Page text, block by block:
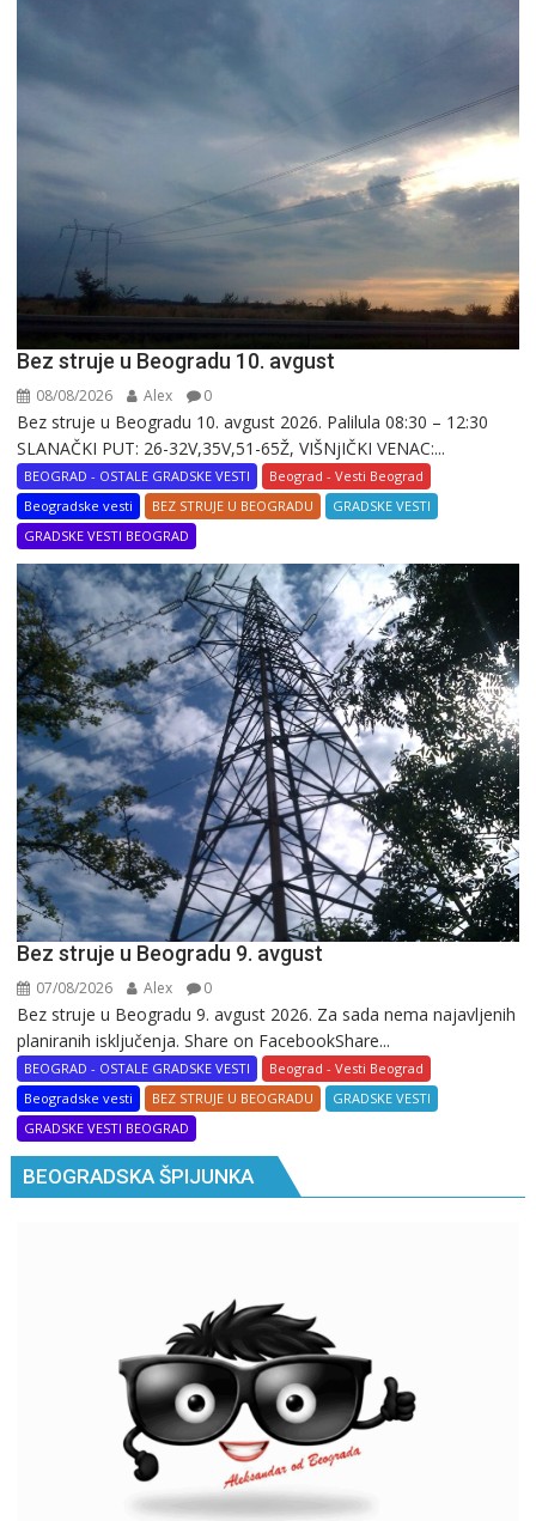
Bez struje u Beogradu 10. avgust
08/08/2026 Alex 0
Bez struje u Beogradu 10. avgust 2026. Palilula 08:30 – 12:30
SLANAČKI PUT: 26-32V,35V,51-65Ž, VIŠNjIČKI VENAC:...
BEOGRAD - OSTALE GRADSKE VESTI
Beograd - Vesti Beograd
Beogradske vesti
BEZ STRUJE U BEOGRADU
GRADSKE VESTI
GRADSKE VESTI BEOGRAD
Bez struje u Beogradu 9. avgust
07/08/2026 Alex 0
Bez struje u Beogradu 9. avgust 2026. Za sada nema najavljenih
planiranih isključenja. Share on FacebookShare...
BEOGRAD - OSTALE GRADSKE VESTI
Beograd - Vesti Beograd
Beogradske vesti
BEZ STRUJE U BEOGRADU
GRADSKE VESTI
GRADSKE VESTI BEOGRAD
BEOGRADSKA ŠPIJUNKA